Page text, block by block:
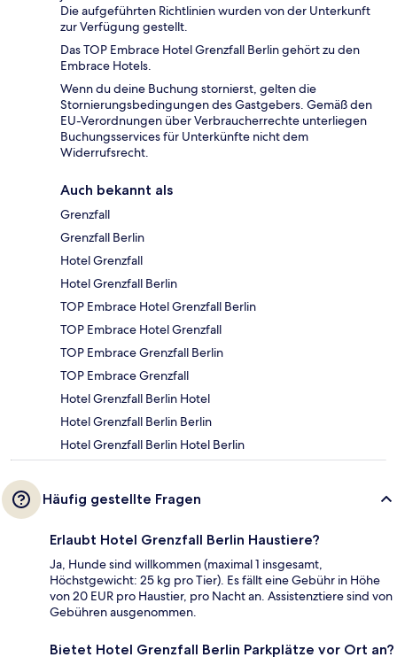
Die aufgeführten Richtlinien wurden von der Unterkunft
zur Verfügung gestellt.
Das TOP Embrace Hotel Grenzfall Berlin gehört zu den
Embrace Hotels.
Wenn du deine Buchung stornierst, gelten die
Stornierungsbedingungen des Gastgebers. Gemäß den
EU-Verordnungen über Verbraucherrechte unterliegen
Buchungsservices für Unterkünfte nicht dem
Widerrufsrecht.
Auch bekannt als
Grenzfall
Grenzfall Berlin
Hotel Grenzfall
Hotel Grenzfall Berlin
TOP Embrace Hotel Grenzfall Berlin
TOP Embrace Hotel Grenzfall
TOP Embrace Grenzfall Berlin
TOP Embrace Grenzfall
Hotel Grenzfall Berlin Hotel
Hotel Grenzfall Berlin Berlin
Hotel Grenzfall Berlin Hotel Berlin
Häufig gestellte Fragen
Erlaubt Hotel Grenzfall Berlin Haustiere?
Ja, Hunde sind willkommen (maximal 1 insgesamt,
Höchstgewicht: 25 kg pro Tier). Es fällt eine Gebühr in Höhe
von 20 EUR pro Haustier, pro Nacht an. Assistenztiere sind von
Gebühren ausgenommen.
Bietet Hotel Grenzfall Berlin Parkplätze vor Ort an?